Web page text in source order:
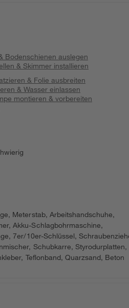
Bodenschienen auslegen
& Skimmer installieren
& Folie ausbreiten
& Wasser einlassen
montieren & vorbereiten
Meterstab, Arbeitshandschuhe,
Akku-Schlagbohrmaschine,
7er/10er-Schlüssel,
Schubkarre, Styrodurplatten,
Teflonband, Quarzsand, Beton